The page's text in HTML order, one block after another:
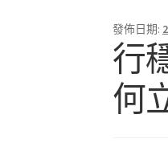
發佈日期:
行
何